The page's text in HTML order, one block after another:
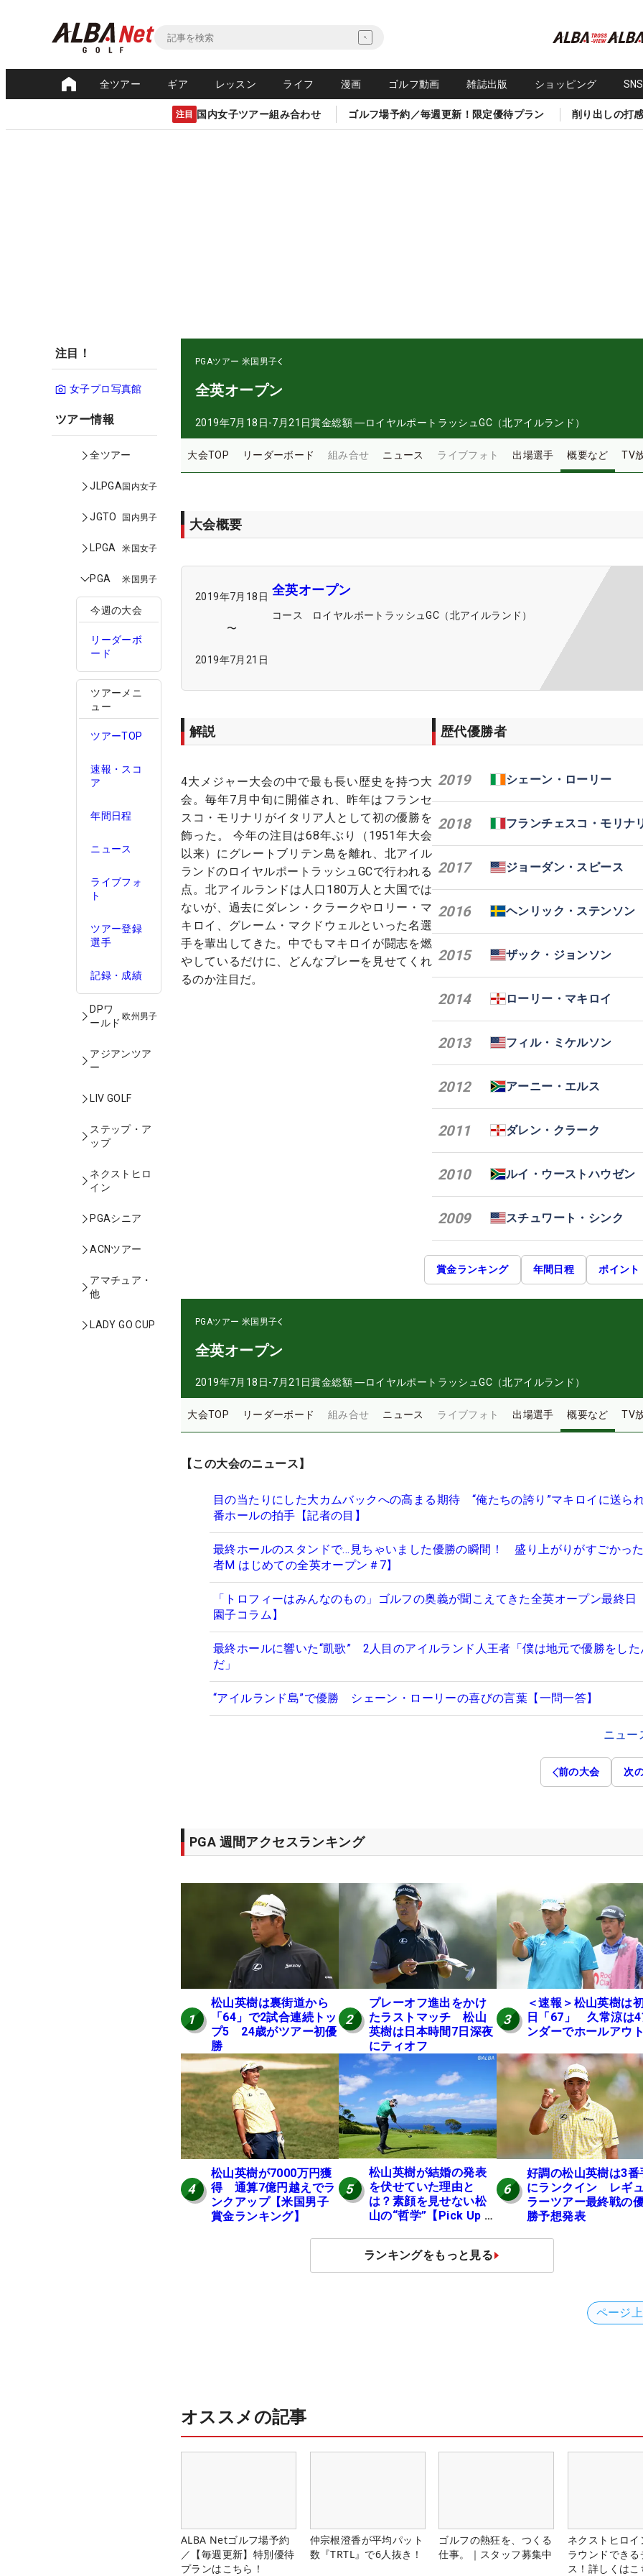
全ツアー ギア レッスン ライフ 漫画 ゴルフ動画 雑誌出版 ショッピング
注目 国内女子ツアー組み合わせ ゴルフ場予約／毎週更新！限定優待プラン 削り出しの打
注目！
女子プロ写真館
ツアー情報
全ツアー
JLPGA国内女子
JGTO 国内男子
LPGA 米国女子
PGA 米国男子
今週の大会
リーダーボ
ード
ツアーメニ
ュー
ツアーTOP
速報・スコ
ア
年間日程
ニュース
ライブフォ
ト
ツアー登録
選手
記録・成績
DPワ
ールド
欧州男子
アジアンツア
ー
LIV GOLF
ステップ・ア
ップ
ネクストヒロ
イン
PGAシニア
ACNツアー
アマチュア・
他
LADY GO CUP
PGAツアー 米国男子
全英オープン
2019年7月18日-7月21日賞金総額 ―ロイヤルポートラッシュGC（北アイルランド）
大会TOP リーダーボード 組み合せ ニュース ライブフォト 出場選手 概要など TV
大会概要
2019年7月18日
〜
2019年7月21日
全英オープン
コース ロイヤルポートラッシュGC（北アイルランド）
解説
4大メジャー大会の中で最も長い歴史を持つ大
会。毎年7月中旬に開催され、昨年はフランセ
スコ・モリナリがイタリア人として初の優勝を
飾った。 今年の注目は68年ぶり（1951年大会
以来）にグレートブリテン島を離れ、北アイル
ランドのロイヤルポートラッシュGCで行われる
点。北アイルランドは人口180万人と大国では
ないが、過去にダレン・クラークやロリー・マ
キロイ、グレーム・マクドウェルといった名選
手を輩出してきた。中でもマキロイが闘志を燃
やしているだけに、どんなプレーを見せてくれ
るのか注目だ。
歴代優勝者
2019 シェーン・ローリー
2018 フランチェスコ・モリナ
2017 ジョーダン・スピース
2016 ヘンリック・ステンソン
2015 ザック・ジョンソン
2014 ローリー・マキロイ
2013 フィル・ミケルソン
2012 アーニー・エルス
2011 ダレン・クラーク
2010 ルイ・ウーストハウゼン
2009 スチュワート・シンク
賞金ランキング 年間日程 ポイント
PGAツアー 米国男子
全英オープン
2019年7月18日-7月21日賞金総額 ―ロイヤルポートラッシュGC（北アイルランド）
大会TOP リーダーボード 組み合せ ニュース ライブフォト 出場選手 概要など TV
【この大会のニュース】
目の当たりにした大カムバックへの高まる期待 “俺たちの誇り”マキロイに送ら
番ホールの拍手【記者の目】
最終ホールのスタンドで…見ちゃいました優勝の瞬間！ 盛り上がりがすごかっ
者M はじめての全英オープン＃7】
「トロフィーはみんなのもの」ゴルフの奥義が聞こえてきた全英オープン最終日
園子コラム】
最終ホールに響いた“凱歌” 2人目のアイルランド人王者「僕は地元で優勝をした
だ」
“アイルランド島”で優勝 シェーン・ローリーの喜びの言葉【一問一答】
ニュー
前の大会 次
PGA 週間アクセスランキング
1
松山英樹は裏街道から
「64」で2試合連続トッ
プ5 24歳がツアー初優
勝
2
プレーオフ進出をかけ
たラストマッチ 松山
英樹は日本時間7日深夜
にティオフ
3
＜速報＞松山英樹は
日「67」 久常涼は4
ンダーでホールアウ
4
松山英樹が7000万円獲
得 通算7億円越えでラ
ンクアップ【米国男子
賞金ランキング】
5
松山英樹が結婚の発表
を伏せていた理由と
は？素顔を見せない松
山の“哲学”【Pick Up 米
6
好調の松山英樹は3番
にランクイン レギ
ラーツアー最終戦の
勝予想発表
ランキングをもっと見る
ページ
オススメの記事
ALBA Netゴルフ場予約
／【毎週更新】特別優待
プランはこちら！
仲宗根澄香が平均パット
数『TRTL』で6人抜き！
ゴルフの熱狂を、つくる
仕事。｜スタッフ募集中
ネクストヒロ
ラウンドできる
ス！詳しくは